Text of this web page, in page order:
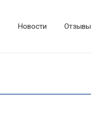
Новости Отзывы